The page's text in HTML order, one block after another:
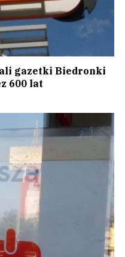
gazetki Biedronki
600 lat